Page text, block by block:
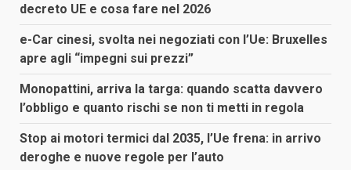
decreto UE e cosa fare nel 2026
e-Car cinesi, svolta nei negoziati con l’Ue: Bruxelles
apre agli “impegni sui prezzi”
Monopattini, arriva la targa: quando scatta davvero
l’obbligo e quanto rischi se non ti metti in regola
Stop ai motori termici dal 2035, l’Ue frena: in arrivo
deroghe e nuove regole per l’auto